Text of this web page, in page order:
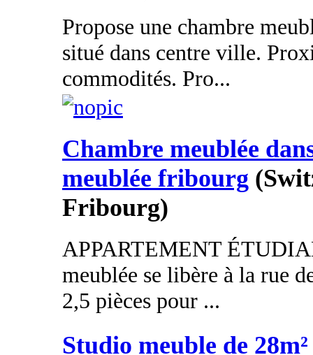
Propose une chambre
situé dans centre ville.
commodités. Pro...
Chambre meublée
meublée fribourg
Fribourg)
APPARTEMENT
meublée se libère à la rue
2,5 pièces pour ...
Studio meuble de 28m²